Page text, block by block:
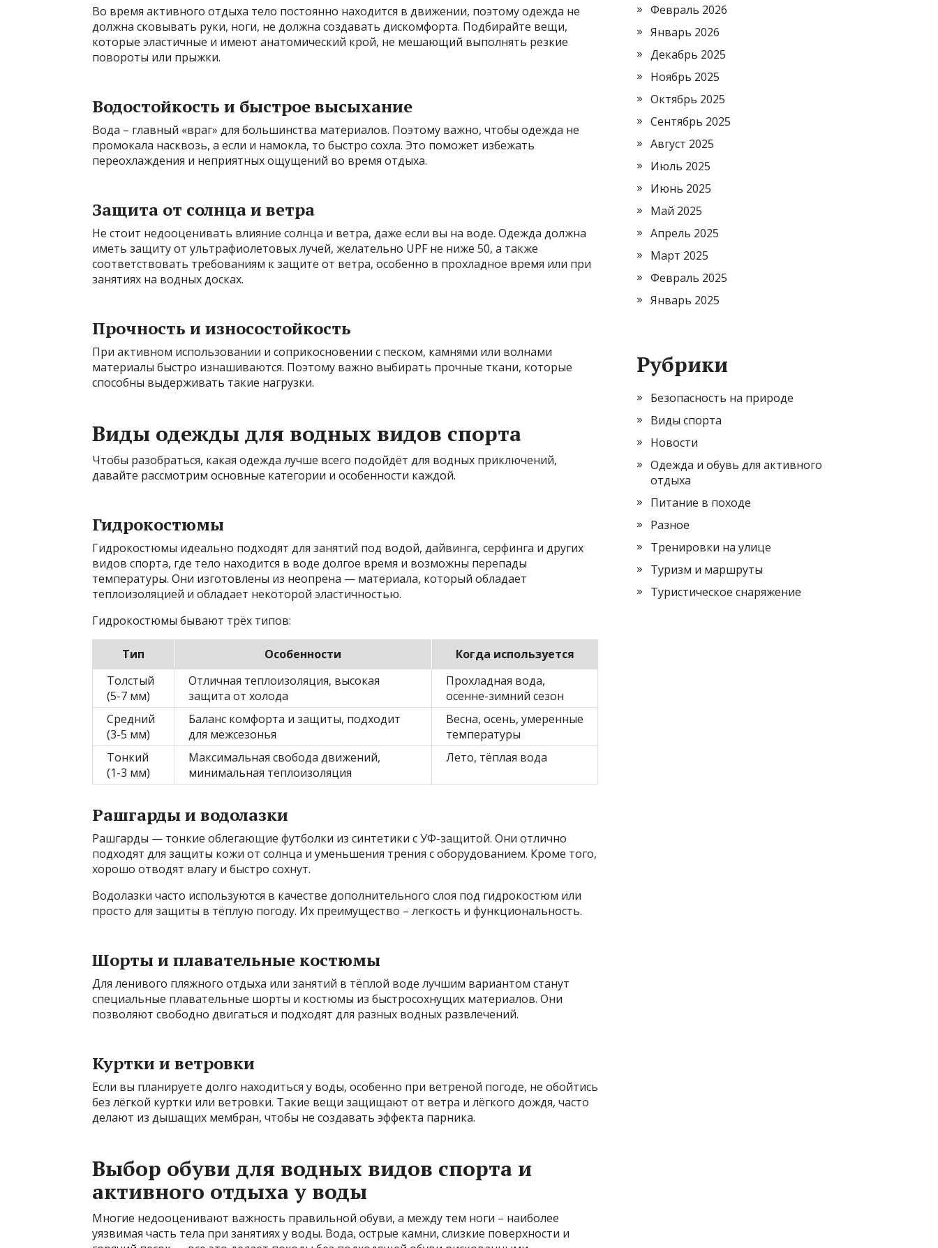
Во время активного отдыха тело постоянно находится в движении, поэтому одежда не
должна сковывать руки, ноги, не должна создавать дискомфорта. Подбирайте вещи,
которые эластичные и имеют анатомический крой, не мешающий выполнять резкие
повороты или прыжки.
Водостойкость и быстрое высыхание
Вода – главный «враг» для большинства материалов. Поэтому важно, чтобы одежда не
промокала насквозь, а если и намокла, то быстро сохла. Это поможет избежать
переохлаждения и неприятных ощущений во время отдыха.
Защита от солнца и ветра
Не стоит недооценивать влияние солнца и ветра, даже если вы на воде. Одежда должна
иметь защиту от ультрафиолетовых лучей, желательно UPF не ниже 50, а также
соответствовать требованиям к защите от ветра, особенно в прохладное время или при
занятиях на водных досках.
Прочность и износостойкость
При активном использовании и соприкосновении с песком, камнями или волнами
материалы быстро изнашиваются. Поэтому важно выбирать прочные ткани, которые
способны выдерживать такие нагрузки.
Виды одежды для водных видов спорта
Чтобы разобраться, какая одежда лучше всего подойдёт для водных приключений,
давайте рассмотрим основные категории и особенности каждой.
Гидрокостюмы
Гидрокостюмы идеально подходят для занятий под водой, дайвинга, серфинга и других
видов спорта, где тело находится в воде долгое время и возможны перепады
температуры. Они изготовлены из неопрена — материала, который обладает
теплоизоляцией и обладает некоторой эластичностью.
Гидрокостюмы бывают трёх типов:
Тип Особенности
Когда используется
Толстый
(5-7 мм)
Отличная теплоизоляция, высокая
защита от холода
Прохладная вода,
осенне-зимний сезон
Средний
(3-5 мм)
Баланс комфорта и защиты, подходит
для межсезонья
Весна, осень, умеренные
температуры
Тонкий
(1-3 мм)
Максимальная свобода движений,
минимальная теплоизоляция
Лето, тёплая вода
Рашгарды и водолазки
Рашгарды — тонкие облегающие футболки из синтетики с УФ-защитой. Они отлично
подходят для защиты кожи от солнца и уменьшения трения с оборудованием. Кроме того,
хорошо отводят влагу и быстро сохнут.
Водолазки часто используются в качестве дополнительного слоя под гидрокостюм или
просто для защиты в тёплую погоду. Их преимущество – легкость и функциональность.
Шорты и плавательные костюмы
Для ленивого пляжного отдыха или занятий в тёплой воде лучшим вариантом станут
специальные плавательные шорты и костюмы из быстросохнущих материалов. Они
позволяют свободно двигаться и подходят для разных водных развлечений.
Куртки и ветровки
Если вы планируете долго находиться у воды, особенно при ветреной погоде, не обойтись
без лёгкой куртки или ветровки. Такие вещи защищают от ветра и лёгкого дождя, часто
делают из дышащих мембран, чтобы не создавать эффекта парника.
Выбор обуви для водных видов спорта и
активного отдыха у воды
Многие недооценивают важность правильной обуви, а между тем ноги – наиболее
уязвимая часть тела при занятиях у воды. Вода, острые камни, слизкие поверхности и
Февраль 2026
Январь 2026
Декабрь 2025
Ноябрь 2025
Октябрь 2025
Сентябрь 2025
Август 2025
Июль 2025
Июнь 2025
Май 2025
Апрель 2025
Март 2025
Февраль 2025
Январь 2025
Рубрики
Безопасность на природе
Виды спорта
Новости
Одежда и обувь для активного
отдыха
Питание в походе
Разное
Тренировки на улице
Туризм и маршруты
Туристическое снаряжение